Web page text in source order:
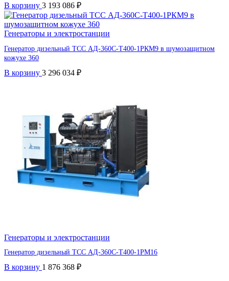
В корзину 3 193 086 ₽
Генераторы и электростанции
Генератор дизельный ТСС АД-360С-Т400-1РКМ9 в шумозащитном
кожухе 360
В корзину 3 296 034 ₽
Генераторы и электростанции
Генератор дизельный ТСС АД-360С-Т400-1РМ16
В корзину 1 876 368 ₽